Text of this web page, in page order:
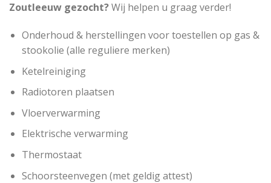
Zoutleeuw gezocht?Wij helpen u graag verder!
Onderhoud & herstellingen voor toestellen op gas &
stookolie (alle reguliere merken)
Ketelreiniging
Radiotoren plaatsen
Vloerverwarming
Elektrische verwarming
Thermostaat
Schoorsteenvegen (met geldig attest)